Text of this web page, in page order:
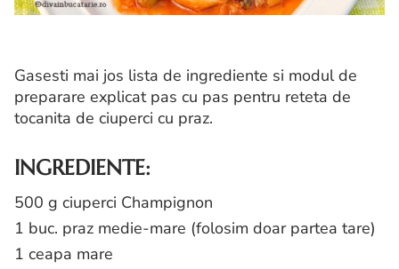
Gasesti mai jos lista de ingrediente si modul de
preparare explicat pas cu pas pentru reteta de
tocanita de ciuperci cu praz.
INGREDIENTE:
500 g ciuperci Champignon
1 buc. praz medie-mare (folosim doar partea tare)
1 ceapa mare